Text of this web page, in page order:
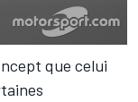
que celui